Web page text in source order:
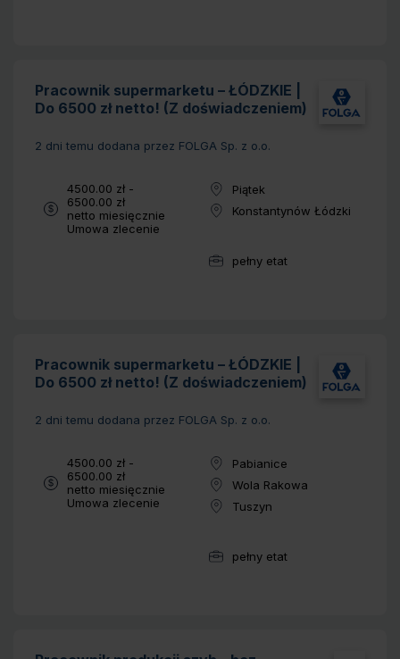
Pracownik supermarketu – ŁÓDZKIE |
Do 6500 zł netto! (Z doświadczeniem)
2 dni temu dodana przez FOLGA Sp. z o.o.
Wynagrodzenie:
4500.00 zł -
6500.00 zł
netto miesięcznie
Typ umowy:
Umowa zlecenie
Lokalizacja:
Piątek
Lokalizacja:
Konstantynów Łódzki
Wymiar pracy:
pełny etat
Pracownik supermarketu – ŁÓDZKIE |
Do 6500 zł netto! (Z doświadczeniem)
2 dni temu dodana przez FOLGA Sp. z o.o.
Wynagrodzenie:
4500.00 zł -
6500.00 zł
netto miesięcznie
Typ umowy:
Umowa zlecenie
Lokalizacja:
Pabianice
Lokalizacja:
Wola Rakowa
Lokalizacja:
Tuszyn
Wymiar pracy:
pełny etat